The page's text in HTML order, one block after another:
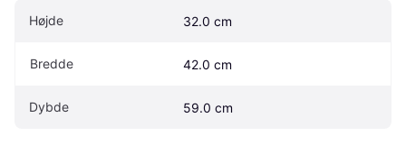
Højde 32.0 cm
Bredde 42.0 cm
Dybde 59.0 cm